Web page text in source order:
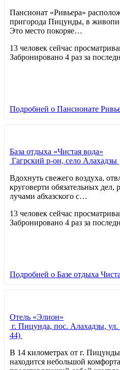
Пансионат «Ривьера»
пригорода Пицунды, в
Это место покоряе…
13 человек сейчас
Забронировано 4 раз за
Подробней о Пансионате
База отдыха «Чистая вода»
Гагрский р-он, село Алахадзы
Вдохнуть свежего воздуха,
круговерти обязательных дел,
лучами абхазского с…
13 человек сейчас
Забронировано 4 раз за
Подробней о Базе отдыха
Отель «Элион»
г. Пицунда, пос. Алахадзы,
44)
В 14 километрах от г.
находится небольшой